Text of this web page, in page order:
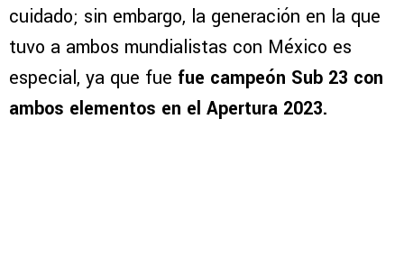
cuidado; sin embargo, la generación en la que
tuvo a ambos mundialistas con México es
especial, ya que fue fue campeón Sub 23 con
ambos elementos en el Apertura 2023.